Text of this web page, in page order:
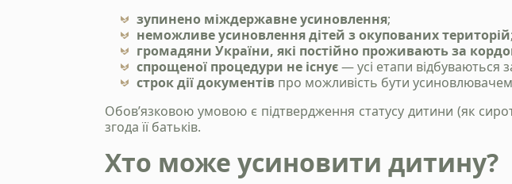
зупинено міждержавне усиновлення;
неможливе усиновлення дітей з окупованих територій;
громадяни України, які постійно проживають за
спрощеної процедури не існує— усі етапи відбуваються
строк дії документів про можливість бути
Обов’язковою умовою є підтвердження статусу дитини (як
згода її батьків.
Хто може усиновити дитину?